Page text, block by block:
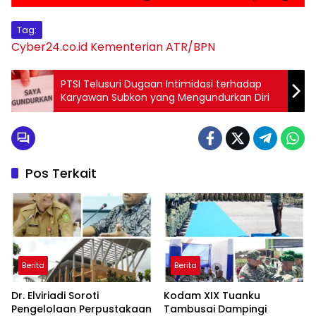
Tag:
Cyber24.co.id Kementerian ATR/BPN
PTSI Telusuri Dugaan Intimidasi terhadap
Karyawan Subkon yang Mengundurkan Diri
Pos Terkait
Berita
Dr. Elviriadi Soroti
Pengelolaan Perpustakaan
Berita
Kodam XIX Tuanku
Tambusai Dampingi